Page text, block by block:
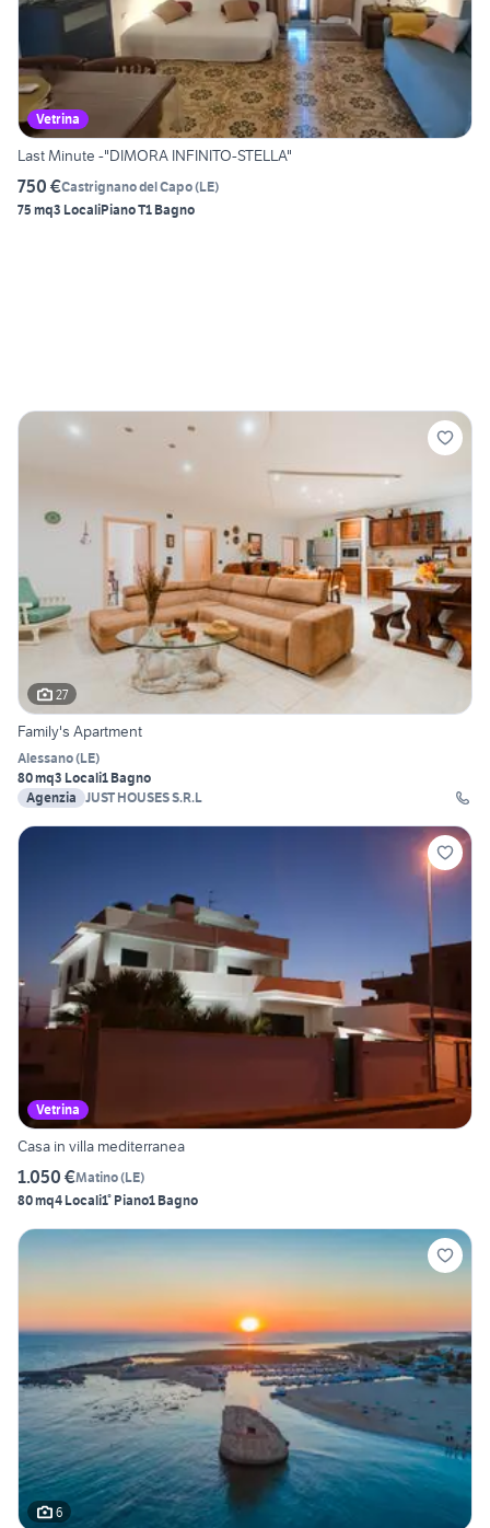
Vetrina
Last Minute -"DIMORA INFINITO-STELLA"
750 €Castrignano del Capo(LE)
75 mq3 LocaliPiano T1 Bagno
27
Family's Apartment
Alessano(LE)
80 mq3 Locali1 Bagno
Agenzia JUST HOUSES S.R.L
Vetrina
Casa in villa mediterranea
1.050 €Matino(LE)
80 mq4 Locali1° Piano1 Bagno
6